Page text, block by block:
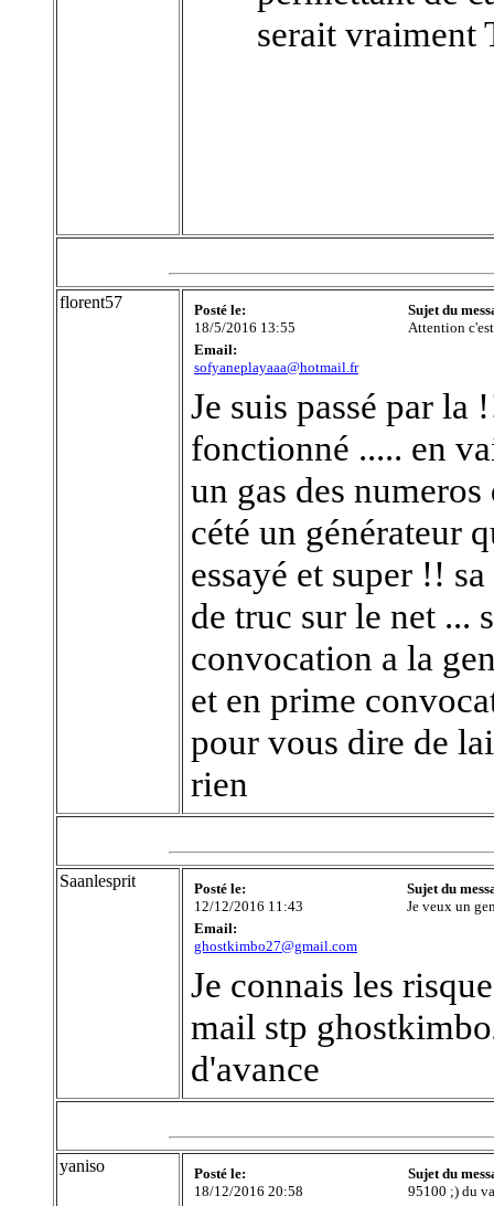
serait vraiment
florent57
Posté le:
18/5/2016 13:55
Sujet du
Attention
Email:
sofyaneplayaaa@hotmail.fr
Je suis passé par la
fonctionné ..... en
un gas des
cété un générateur
essayé et super !!
de truc sur le net ...
convocation a la
et en prime
pour vous dire de
rien
Saanlesprit
Posté le:
12/12/2016 11:43
Sujet du
Je veux un
Email:
ghostkimbo27@gmail.com
Je connais les
mail stp
d'avance
yaniso
Posté le:
18/12/2016 20:58
Sujet du
95100 ;) du